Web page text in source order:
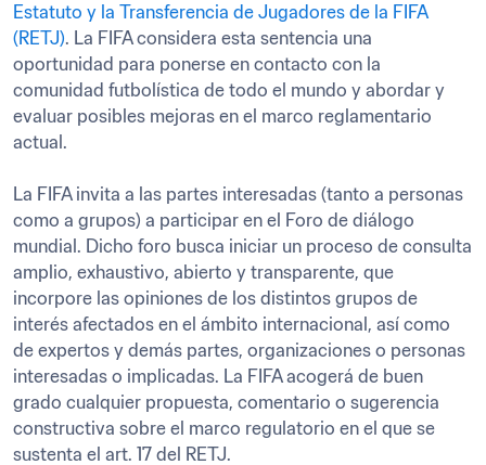
Estatuto y la Transferencia de Jugadores de la FIFA
(RETJ). La FIFA considera esta sentencia una
oportunidad para ponerse en contacto con la
comunidad futbolística de todo el mundo y abordar y
evaluar posibles mejoras en el marco reglamentario
actual.
La FIFA invita a las partes interesadas (tanto a personas
como a grupos) a participar en el Foro de diálogo
mundial. Dicho foro busca iniciar un proceso de consulta
amplio, exhaustivo, abierto y transparente, que
incorpore las opiniones de los distintos grupos de
interés afectados en el ámbito internacional, así como
de expertos y demás partes, organizaciones o personas
interesadas o implicadas. La FIFA acogerá de buen
grado cualquier propuesta, comentario o sugerencia
constructiva sobre el marco regulatorio en el que se
sustenta el art. 17 del RETJ.